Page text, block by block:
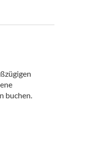
buchen.